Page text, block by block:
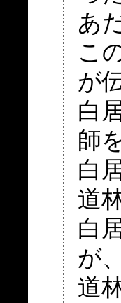
あ
こ
が
白
師
白
道
白
が
道